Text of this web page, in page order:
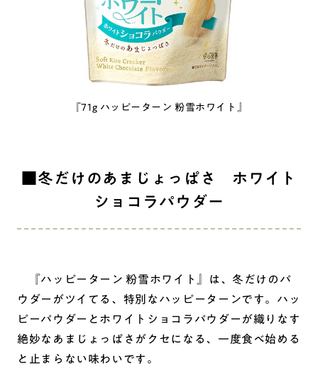
『71g ハッピーターン 粉雪ホワイト』
■冬だけのあまじょっぱさ ホワイト
ショコラパウダー
『ハッピーターン 粉雪ホワイト』は、冬だけのパ
ウダーがツイてる、特別なハッピーターンです。ハッ
ピーパウダーとホワイトショコラパウダーが織りなす
絶妙なあまじょっぱさがクセになる、一度食べ始める
と止まらない味わいです。